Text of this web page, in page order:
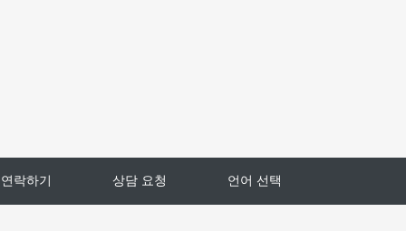
연락하기 상담 요청 언어 선택